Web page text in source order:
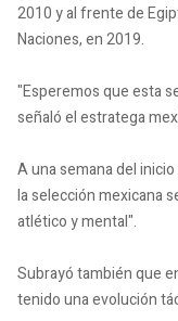
2010 y al frente de
Naciones, en 2019.
"Esperemos que esta
señaló el estratega
A una semana del
la selección mexicana
atlético y mental".
Subrayó también que
tenido una evolución